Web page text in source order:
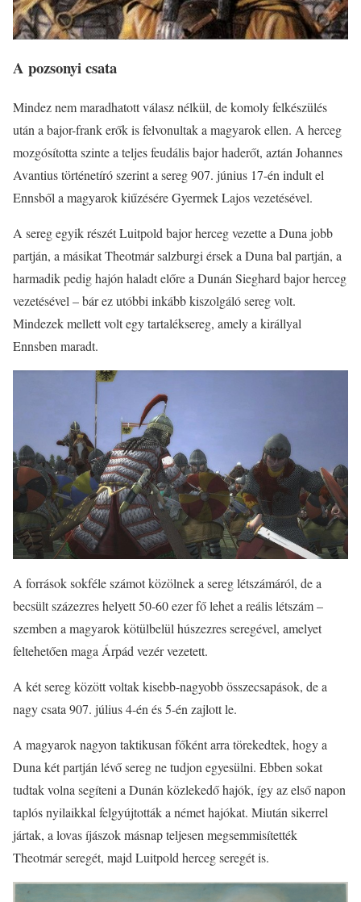
A pozsonyi csata
Mindez nem maradhatott válasz nélkül, de komoly felkészülés
után a bajor-frank erők is felvonultak a magyarok ellen. A herceg
mozgósította szinte a teljes feudális bajor haderőt, aztán Johannes
Avantius történetíró szerint a sereg 907. június 17-én indult el
Ennsből a magyarok kiűzésére Gyermek Lajos vezetésével.
A sereg egyik részét Luitpold bajor herceg vezette a Duna jobb
partján, a másikat Theotmár salzburgi érsek a Duna bal partján, a
harmadik pedig hajón haladt előre a Dunán Sieghard bajor herceg
vezetésével – bár ez utóbbi inkább kiszolgáló sereg volt.
Mindezek mellett volt egy tartaléksereg, amely a királlyal
Ennsben maradt.
A források sokféle számot közölnek a sereg létszámáról, de a
becsült százezres helyett 50-60 ezer fő lehet a reális létszám –
szemben a magyarok kötülbelül húszezres seregével, amelyet
feltehetően maga Árpád vezér vezetett.
A két sereg között voltak kisebb-nagyobb összecsapások, de a
nagy csata 907. július 4-én és 5-én zajlott le.
A magyarok nagyon taktikusan főként arra törekedtek, hogy a
Duna két partján lévő sereg ne tudjon egyesülni. Ebben sokat
tudtak volna segíteni a Dunán közlekedő hajók, így az első napon
taplós nyilaikkal felgyújtották a német hajókat. Miután sikerrel
jártak, a lovas íjászok másnap teljesen megsemmisítették
Theotmár seregét, majd Luitpold herceg seregét is.